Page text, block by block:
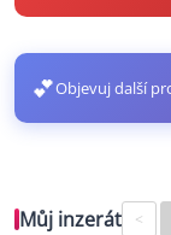
💕Objevuj další
Můj inzerát <